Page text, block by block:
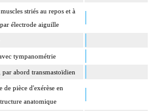
striés au repos et à
électrode aiguille
tympanométrie
abord transmastoïdien
pièce d'exérèse en
anatomique